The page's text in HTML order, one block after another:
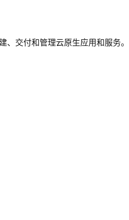
、交付和管理云原生应用和服务。